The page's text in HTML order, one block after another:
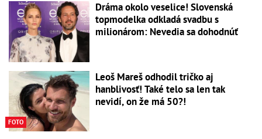
Dráma okolo veselice! Slovenská
topmodelka odkladá svadbu s
milionárom: Nevedia sa dohodnúť
FOTO
Leoš Mareš odhodil tričko aj
hanblivosť! Také telo sa len tak
nevidí, on že má 50?!